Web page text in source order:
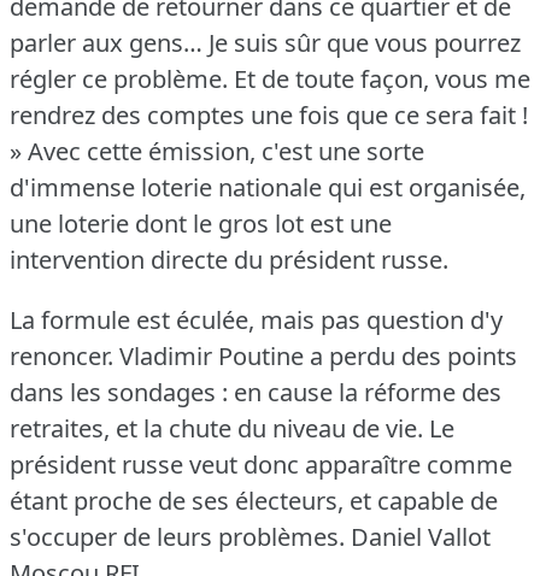
parler aux gens… Je suis sûr que vous pourrez
régler ce problème. Et de toute façon, vous me
rendrez des comptes une fois que ce sera fait !
» Avec cette émission, c'est une sorte
d'immense loterie nationale qui est organisée,
une loterie dont le gros lot est une
intervention directe du président russe.
La formule est éculée, mais pas question d'y
renoncer. Vladimir Poutine a perdu des points
dans les sondages : en cause la réforme des
retraites, et la chute du niveau de vie. Le
président russe veut donc apparaître comme
étant proche de ses électeurs, et capable de
s'occuper de leurs problèmes. Daniel Vallot